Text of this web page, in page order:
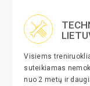
Visiems
suteikiamas
nuo 2 metų ir